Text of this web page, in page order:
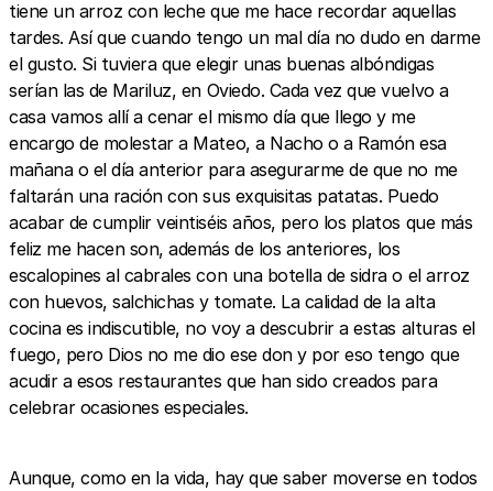
tiene un arroz con leche que me hace recordar aquellas
tardes. Así que cuando tengo un mal día no dudo en darme
el gusto. Si tuviera que elegir unas buenas albóndigas
serían las de Mariluz, en Oviedo. Cada vez que vuelvo a
casa vamos allí a cenar el mismo día que llego y me
encargo de molestar a Mateo, a Nacho o a Ramón esa
mañana o el día anterior para asegurarme de que no me
faltarán una ración con sus exquisitas patatas. Puedo
acabar de cumplir veintiséis años, pero los platos que más
feliz me hacen son, además de los anteriores, los
escalopines al cabrales con una botella de sidra o el arroz
con huevos, salchichas y tomate. La calidad de la alta
cocina es indiscutible, no voy a descubrir a estas alturas el
fuego, pero Dios no me dio ese don y por eso tengo que
acudir a esos restaurantes que han sido creados para
celebrar ocasiones especiales.
Aunque, como en la vida, hay que saber moverse en todos